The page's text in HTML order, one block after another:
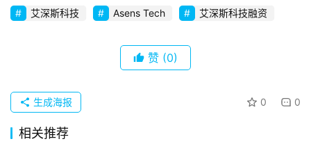
业
布
并
登录
投稿
艾深斯科技 Asens Tech 艾深斯科技融资
赞 (0)
0 0
生成海报
相关推荐